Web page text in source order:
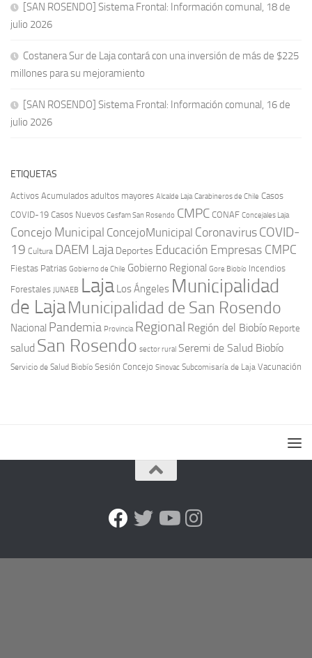
[SAN ROSENDO] Sistema Frontal: Información comunal, 18 de
julio 2026
Costanera Sur de Laja contará con una inversión de más de $225
millones para su mejoramiento
[SAN ROSENDO] Sistema Frontal: Información comunal, 16 de
julio 2026
ETIQUETAS
Activos Acumulados adultos mayores Alcalde Laja Carabineros de Chile Casos
COVID-19 Casos Nuevos Cesfam San Rosendo CMPC CONAF Concejales Laja
Concejo Municipal ConcejoMunicipal CoronavirusCOVID-
19 Cultura DAEM Laja Deportes Educación Empresas CMPC
Fiestas Patrias Gobierno de Chile Gobierno Regional Gore Biobío Incendios
Forestales JUNAEB Laja Los Ángeles Municipalidad
de LajaMunicipalidad de San Rosendo
Nacional Pandemia Provincia Regional Región del Biobío Reporte
salud San Rosendo sector rural Seremi de Salud Biobío
Servicio de Salud Biobío Sesión Concejo Sinovac Subcomisaría de Laja Vacunación